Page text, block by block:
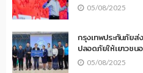
05/08/2025
กรุงเทพประกันภัยส่
ปลอดภัยให้เยาวชน
05/08/2025